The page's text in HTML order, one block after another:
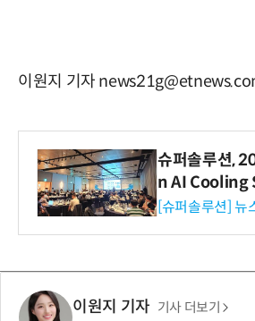
이원지 기자
슈퍼솔루션,
n AI Cooling
리 성료
[슈퍼솔루션] 뉴
이원지 기자 기사 더보기